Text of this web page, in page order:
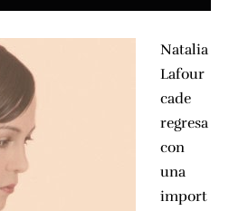
Natalia
Lafour
cade
regresa
con
una
import